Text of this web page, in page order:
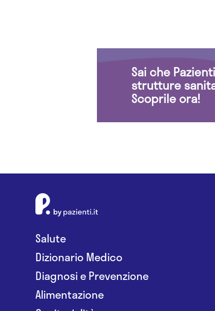
Sai che
strutture
Scoprile ora!
Salute
Dizionario Medico
Diagnosi e Prevenzione
Alimentazione